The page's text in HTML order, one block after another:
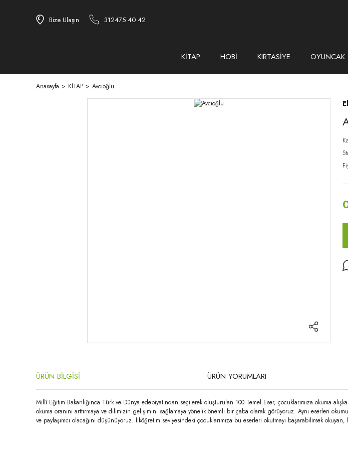
Bize Ulaşın 312475 40 42
KİTAP HOBİ KIRTASİYE OYUNCAK
Anasayfa KİTAP Avcıoğlu
ÜRÜN BİLGİSİ ÜRÜN YORUMLARI
Millî Eğitim Bakanlığınca Türk ve Dünya edebiyatından seçilerek oluşturulan 100 Temel Eser, çocuklarımıza okuma
okuma oranını arttırmaya ve dilimizin gelişimini sağlamaya yönelik önemli bir çaba olarak görüyoruz. Aynı eserleri
ve paylaşımcı olacağını düşünüyoruz. İlköğretim seviyesindeki çocuklarımıza bu eserleri okutmayı başarabilirsek